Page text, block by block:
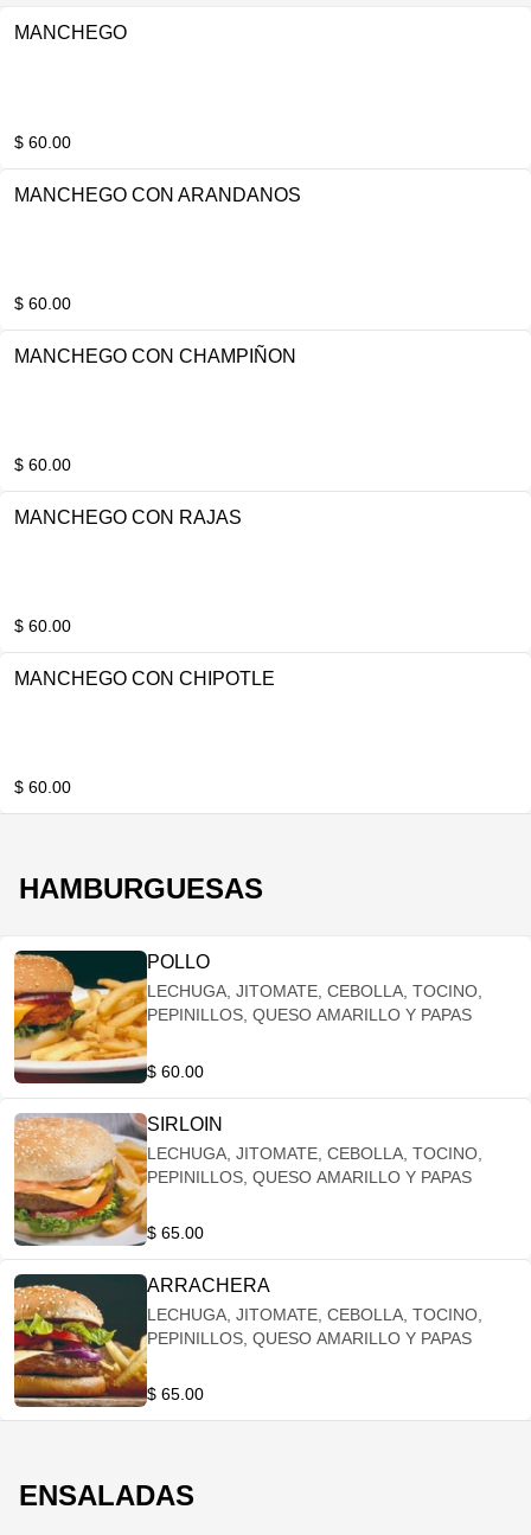
MANCHEGO
$ 60.00
MANCHEGO CON ARANDANOS
$ 60.00
MANCHEGO CON CHAMPIÑON
$ 60.00
MANCHEGO CON RAJAS
$ 60.00
MANCHEGO CON CHIPOTLE
$ 60.00
HAMBURGUESAS
POLLO
LECHUGA, JITOMATE, CEBOLLA, TOCINO,
PEPINILLOS, QUESO AMARILLO Y PAPAS
$ 60.00
SIRLOIN
LECHUGA, JITOMATE, CEBOLLA, TOCINO,
PEPINILLOS, QUESO AMARILLO Y PAPAS
$ 65.00
ARRACHERA
LECHUGA, JITOMATE, CEBOLLA, TOCINO,
PEPINILLOS, QUESO AMARILLO Y PAPAS
$ 65.00
ENSALADAS